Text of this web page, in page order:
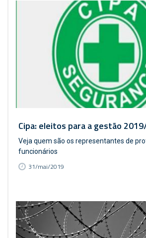
Cipa: eleitos para a gestão
Veja quem são os representantes de
funcionários
31/mai/2019